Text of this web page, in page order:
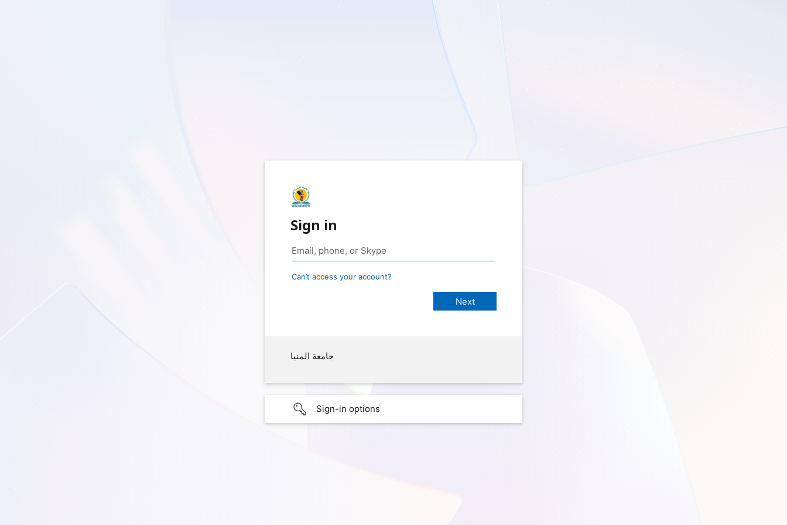
Sign in
Can’t access your account?
جامعة المنيا
Sign-in options